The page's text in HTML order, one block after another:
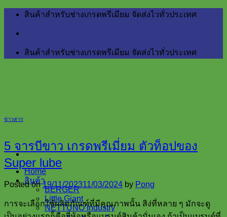
Skip
สินค้าสำหรับช่างเกรดพรีเมียม จัดส่งไวทั่วประเทศ
สินค้าสำหรับช่างเกรดพรีเมียม จัดส่งไวทั่วประเทศ
Home
สินค้า
BERGER
Little Giant
NETTUNO Industry
ข่าวสาร
5 จารบีขาว เกรดพรีเมี่ยม ตัวท็อปของ
Super lube
Posted on19/11/202311/03/2024 by Pong
การจะเลือกใช้ผลิตภัณฑ์ที่มีคุณภาพนั้น สิง่ที่หลาย ๆ มักจะดู